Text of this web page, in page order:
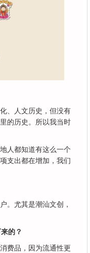
、人文历史，但没有
的历史。所以我当时
人都知道有这么一个
支出都在增加，我们
。尤其是潮汕文创，
的？
费品，因为流通性更